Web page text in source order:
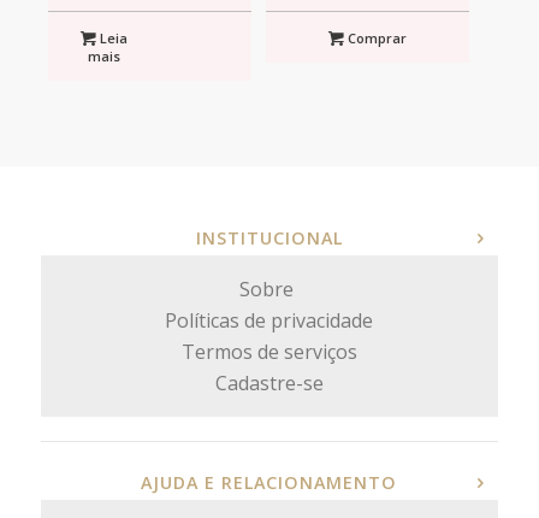
Leia
mais
Comprar
INSTITUCIONAL
Sobre
Políticas de privacidade
Termos de serviços
Cadastre-se
AJUDA E RELACIONAMENTO